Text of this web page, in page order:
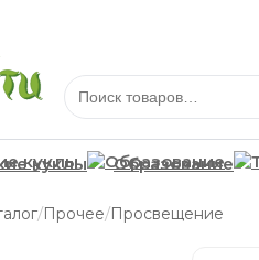
куклы Образование
/Прочее/Просвещение